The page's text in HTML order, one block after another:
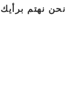
نحن نهتم برأيك